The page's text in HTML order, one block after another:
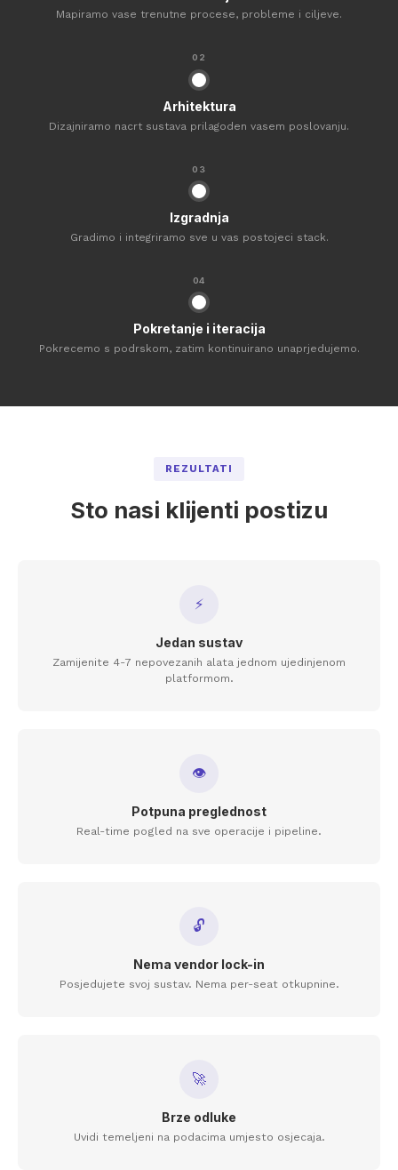
Mapiramo vase trenutne procese, probleme i ciljeve.
02
Arhitektura
Dizajniramo nacrt sustava prilagoden vasem poslovanju.
03
Izgradnja
Gradimo i integriramo sve u vas postojeci stack.
04
Pokretanje i iteracija
Pokrecemo s podrskom, zatim kontinuirano unaprjedujemo.
REZULTATI
Sto nasi klijenti postizu
⚡
Jedan sustav
Zamijenite 4-7 nepovezanih alata jednom ujedinjenom
platformom.
👁
Potpuna preglednost
Real-time pogled na sve operacije i pipeline.
🔓
Nema vendor lock-in
Posjedujete svoj sustav. Nema per-seat otkupnine.
🚀
Brze odluke
Uvidi temeljeni na podacima umjesto osjecaja.